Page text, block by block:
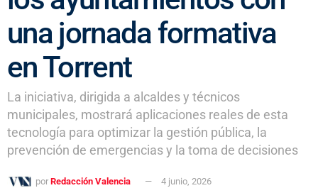
una jornada formativa
en Torrent
La iniciativa, dirigida a alcaldes y técnicos
municipales, mostrará aplicaciones reales de esta
tecnología para optimizar la gestión pública, la
prevención de emergencias y la toma de decisiones
por Redacción Valencia 4 junio, 2026